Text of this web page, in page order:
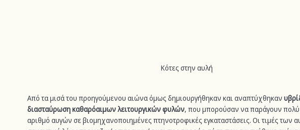
Κότες στην αυλή
Από τα μισά του προηγούμενου αιώνα όμως δημιουργήθηκαν και αναπτύχθηκαν
διασταύρωση καθαρόαιμων λειτουργικών φυλών, που μπορούσαν να παράγουν πολύ
αριθμό αυγών σε βιομηχανοποιημένες πτηνοτροφικές εγκαταστάσεις. Οι τιμές των